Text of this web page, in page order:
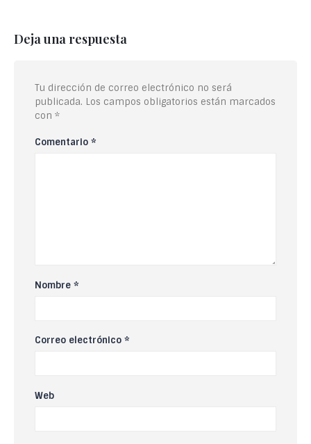
Deja una respuesta
Tu dirección de correo electrónico no será
publicada. Los campos obligatorios están marcados
con *
Comentario *
Nombre *
Correo electrónico *
Web